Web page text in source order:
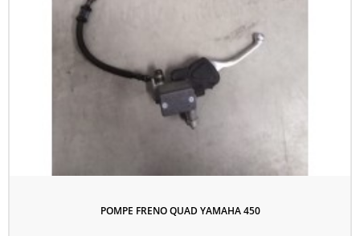
POMPE FRENO QUAD YAMAHA 450